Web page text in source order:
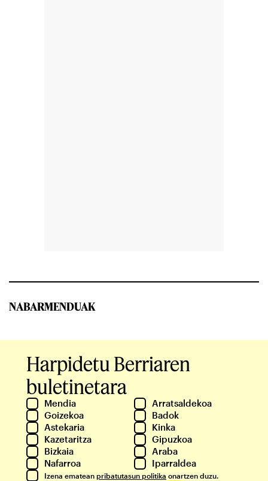
NABARMENDUAK
Harpidetu Berriaren
buletinetara
Mendia
Arratsaldekoa
Goizekoa
Badok
Astekaria
Kinka
Kazetaritza
Gipuzkoa
Bizkaia
Araba
Nafarroa
Iparraldea
Izena ematean pribatutasun politika onartzen duzu.